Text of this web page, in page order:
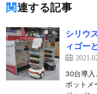
関連する記事
シリウ
ィゴー
30台導入
ボットメ